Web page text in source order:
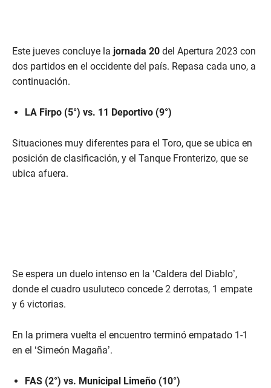
Este jueves concluye la jornada 20 del Apertura 2023 con
dos partidos en el occidente del país. Repasa cada uno, a
continuación.
LA Firpo (5°) vs. 11 Deportivo (9°)
Situaciones muy diferentes para el Toro, que se ubica en
posición de clasificación, y el Tanque Fronterizo, que se
ubica afuera.
Se espera un duelo intenso en la ‘Caldera del Diablo’,
donde el cuadro usuluteco concede 2 derrotas, 1 empate
y 6 victorias.
En la primera vuelta el encuentro terminó empatado 1-1
en el ‘Simeón Magaña’.
FAS (2°) vs. Municipal Limeño (10°)